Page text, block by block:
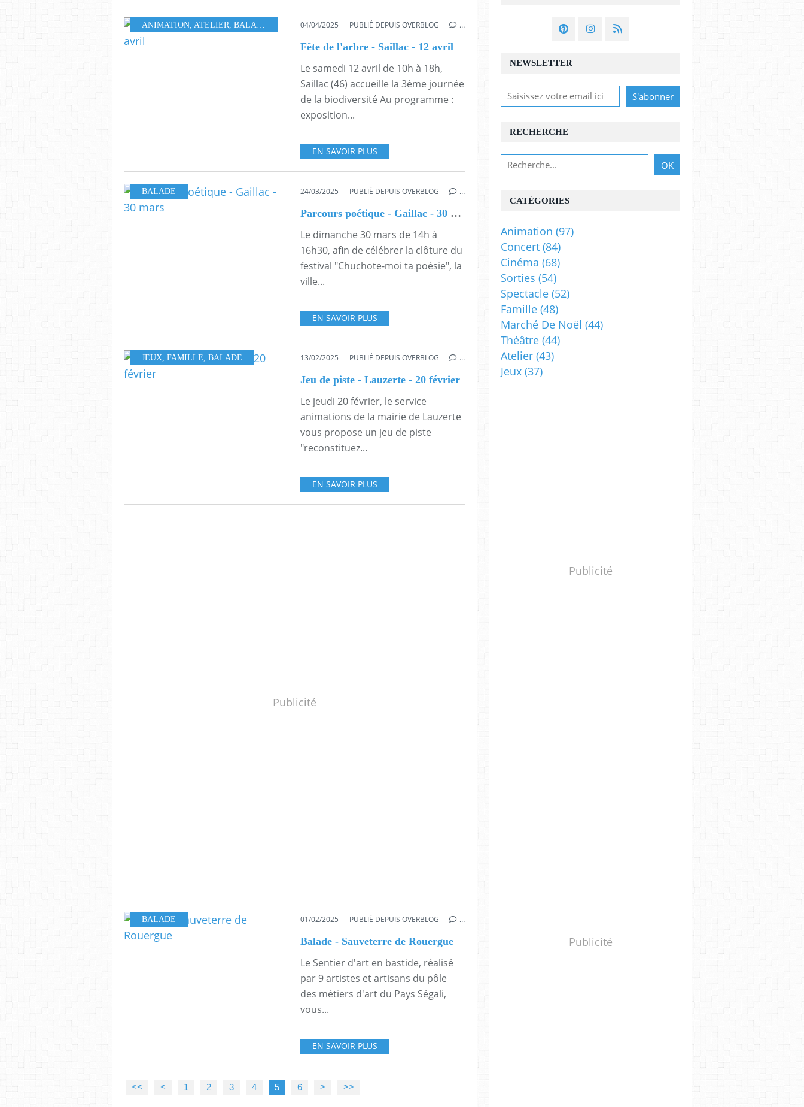
ANIMATION ATELIER BALADE 04/04/2025 PUBLIÉ DEPUIS OVERBLOG …
Fête de l'arbre - Saillac - 12 avril
Le samedi 12 avril de 10h à 18h,
Saillac (46) accueille la 3ème journée
de la biodiversité Au programme :
exposition...
EN SAVOIR PLUS
BALADE 24/03/2025 PUBLIÉ DEPUIS OVERBLOG …
Parcours poétique - Gaillac - 30 mars
Le dimanche 30 mars de 14h à
16h30, afin de célébrer la clôture du
festival "Chuchote-moi ta poésie", la
ville...
EN SAVOIR PLUS
JEUX FAMILLE BALADE 13/02/2025 PUBLIÉ DEPUIS OVERBLOG …
Jeu de piste - Lauzerte - 20 février
Le jeudi 20 février, le service
animations de la mairie de Lauzerte
vous propose un jeu de piste
"reconstituez...
EN SAVOIR PLUS
Publicité
BALADE 01/02/2025 PUBLIÉ DEPUIS OVERBLOG …
Balade - Sauveterre de Rouergue
Le Sentier d'art en bastide, réalisé
par 9 artistes et artisans du pôle
des métiers d'art du Pays Ségali,
vous...
EN SAVOIR PLUS
<< < 1 2 3 4 5 6 > >>
NEWSLETTER
RECHERCHE
Publicité
CATÉGORIES
Animation (97)
Concert (84)
Cinéma (68)
Sorties (54)
Spectacle (52)
Famille (48)
Marché De Noël (44)
Théâtre (44)
Atelier (43)
Jeux (37)
Publicité